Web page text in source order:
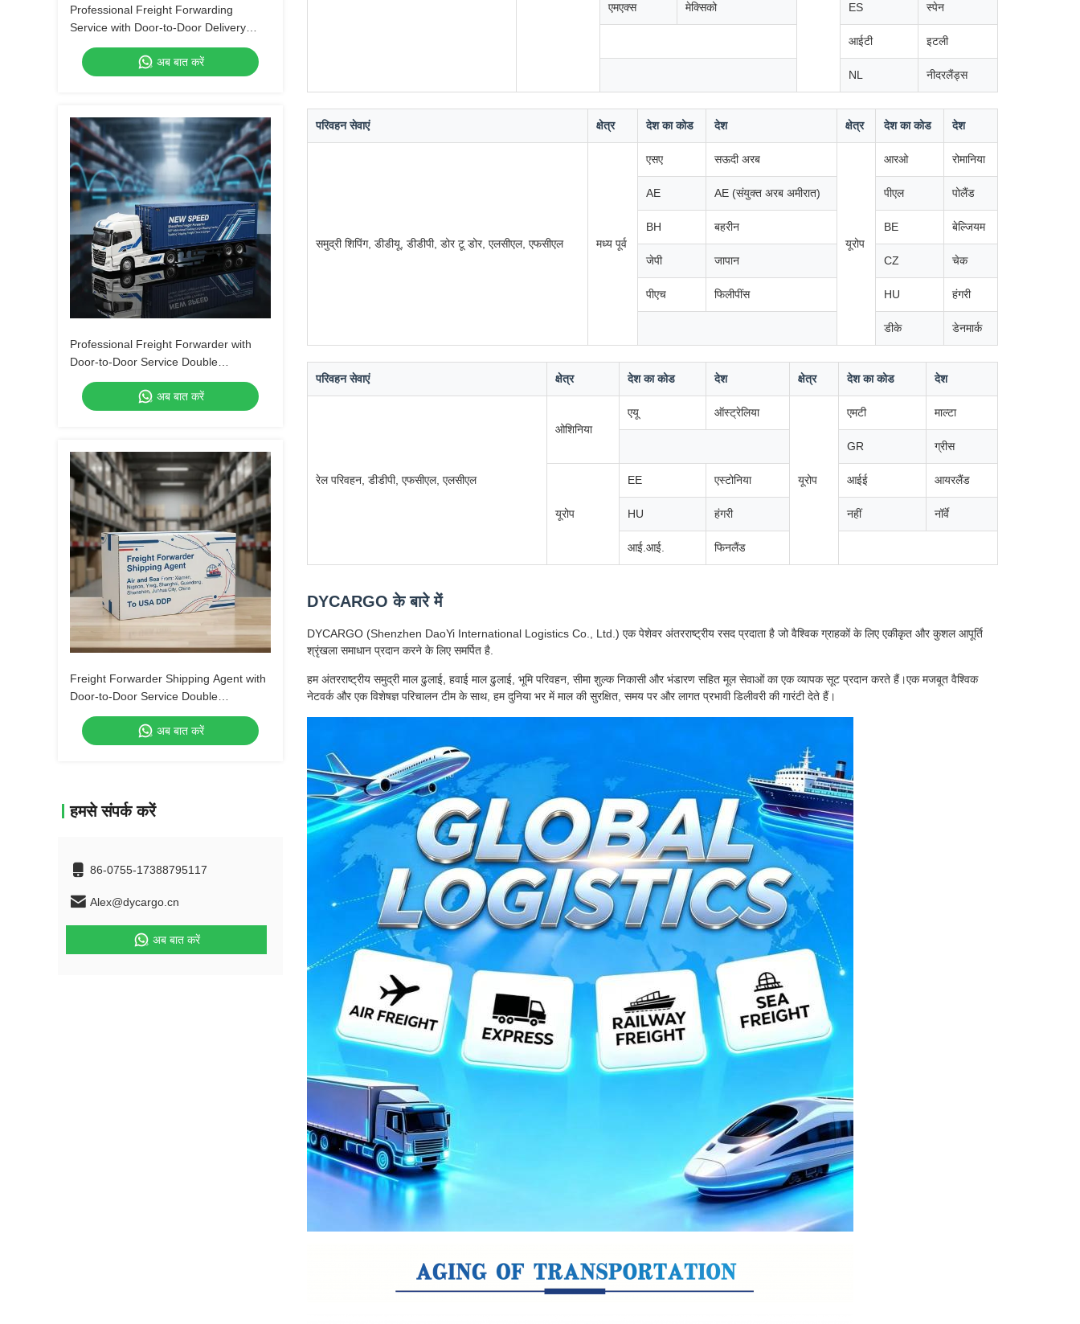
Professional Freight Forwarding
Service with Door-to-Door Delivery
DDP Shipping and Real-Time Tracking
अब बात करें
Professional Freight Forwarder with
Door-to-Door Service Double
Clearance and Tax-Included DDP
Shipping
अब बात करें
Freight Forwarder Shipping Agent with
Door-to-Door Service Double
Clearance and Tax-Included DDP
Shipping
अब बात करें
हमसे संपर्क करें
86-0755-17388795117
Alex@dycargo.cn
अब बात करें
एमएक्स मेक्सिको ES स्पेन
आईटी इटली
NL नीदरलैंड्स
परिवहन सेवाएं क्षेत्र देश का कोड देश क्षेत्र देश का कोड देश
समुद्री शिपिंग, डीडीयू, डीडीपी, डोर टू डोर, एलसीएल, एफसीएल मध्य पूर्व
एसए सऊदी अरब
यूरोप
आरओ रोमानिया
AE AE (संयुक्त अरब अमीरात) पीएल पोलैंड
BH बहरीन BE बेल्जियम
जेपी जापान CZ चेक
पीएच फिलीपींस HU हंगरी
डीके डेनमार्क
परिवहन सेवाएं क्षेत्र देश का कोड देश क्षेत्र देश का कोड देश
रेल परिवहन, डीडीपी, एफसीएल, एलसीएल
ओशिनिया
एयू ऑस्ट्रेलिया
यूरोप
एमटी माल्टा
GR ग्रीस
यूरोप
EE एस्टोनिया आईई आयरलैंड
HU हंगरी नहीं नॉर्वे
आई.आई. फिनलैंड
DYCARGO के बारे में
DYCARGO (Shenzhen DaoYi International Logistics Co., Ltd.) एक पेशेवर अंतरराष्ट्रीय रसद प्रदाता है जो वैश्विक ग्राहकों के लिए एकीकृत और कुशल आपूर्ति
श्रृंखला समाधान प्रदान करने के लिए समर्पित है.
हम अंतरराष्ट्रीय समुद्री माल ढुलाई, हवाई माल ढुलाई, भूमि परिवहन, सीमा शुल्क निकासी और भंडारण सहित मूल सेवाओं का एक व्यापक सूट प्रदान करते हैं।एक मजबूत वैश्विक
नेटवर्क और एक विशेषज्ञ परिचालन टीम के साथ, हम दुनिया भर में माल की सुरक्षित, समय पर और लागत प्रभावी डिलीवरी की गारंटी देते हैं।